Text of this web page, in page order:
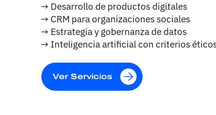
→ Desarrollo de productos digitales
→ CRM para organizaciones sociales
→ Estrategia y gobernanza de datos
→ Inteligencia artificial con criterios
Ver Servicios